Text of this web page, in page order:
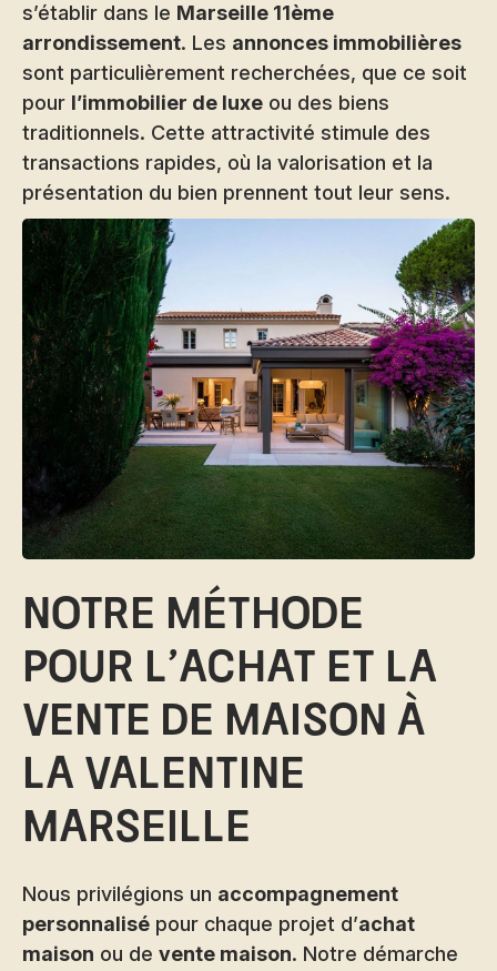
s’établir dans le Marseille 11ème
arrondissement. Les annonces immobilières
sont particulièrement recherchées, que ce soit
pour l’immobilier de luxe ou des biens
traditionnels. Cette attractivité stimule des
transactions rapides, où la valorisation et la
présentation du bien prennent tout leur sens.
Notre méthode
pour l’achat et la
vente de maison à
La Valentine
Marseille
Nous privilégions un accompagnement
personnalisé pour chaque projet d’achat
maison ou de vente maison. Notre démarche